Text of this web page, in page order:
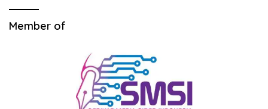
Member of